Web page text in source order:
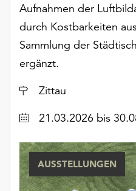
Aufnahmen der
durch Kostbarkeiten
Sammlung der
ergänzt.
Ort
Zittau
Datum21.03.2026 bis
AUSSTELLUNGEN